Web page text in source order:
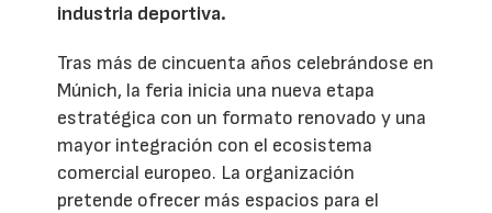
industria deportiva.
Tras más de cincuenta años celebrándose en
Múnich, la feria inicia una nueva etapa
estratégica con un formato renovado y una
mayor integración con el ecosistema
comercial europeo. La organización
pretende ofrecer más espacios para el